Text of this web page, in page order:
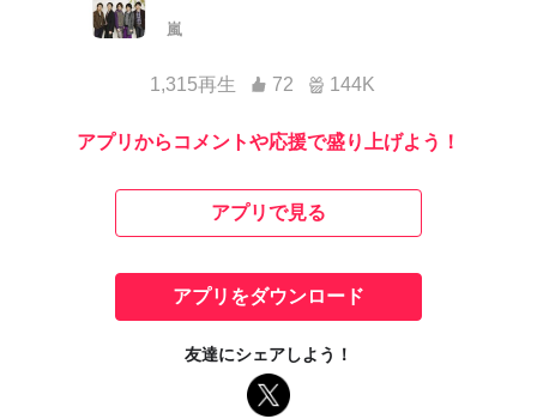
嵐
1,315再生 72 144K
アプリからコメントや応援で盛り上げよう！
アプリで見る
アプリをダウンロード
友達にシェアしよう！